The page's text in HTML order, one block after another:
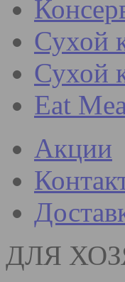
Сухой
Сухой
Eat
Акции
ДЛЯ